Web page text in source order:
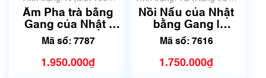
chưa qua sử dụng)
Ấm Pha trà bằng
Gang của Nhật |
Dung tích 250ml -
Mã số: 7787
1.950.000₫
bày, thanh lý)
Nồi Nấu của Nhật
bằng Gang |
Đường kính 15cm |
Mã số: 7616
1.750.000₫